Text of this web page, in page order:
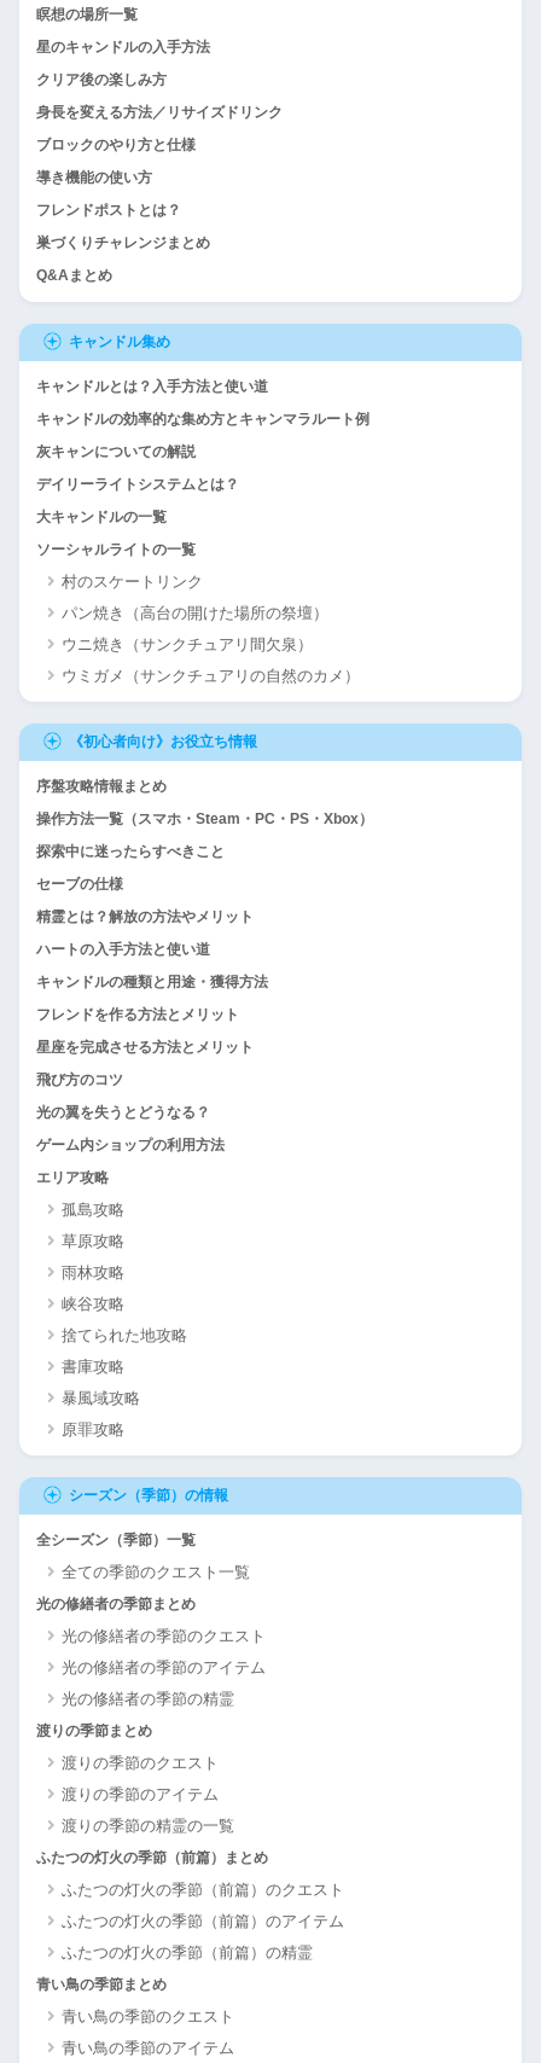
瞑想の場所一覧
星のキャンドルの入手方法
クリア後の楽しみ方
身長を変える方法／リサイズドリンク
ブロックのやり方と仕様
導き機能の使い方
フレンドポストとは？
巣づくりチャレンジまとめ
Q&Aまとめ
キャンドル集め
キャンドルとは？入手方法と使い道
キャンドルの効率的な集め方とキャンマラルート例
灰キャンについての解説
デイリーライトシステムとは？
大キャンドルの一覧
ソーシャルライトの一覧
村のスケートリンク
パン焼き（高台の開けた場所の祭壇）
ウニ焼き（サンクチュアリ間欠泉）
ウミガメ（サンクチュアリの自然のカメ）
《初心者向け》お役立ち情報
序盤攻略情報まとめ
操作方法一覧（スマホ・Steam・PC・PS・Xbox）
探索中に迷ったらすべきこと
セーブの仕様
精霊とは？解放の方法やメリット
ハートの入手方法と使い道
キャンドルの種類と用途・獲得方法
フレンドを作る方法とメリット
星座を完成させる方法とメリット
飛び方のコツ
光の翼を失うとどうなる？
ゲーム内ショップの利用方法
エリア攻略
孤島攻略
草原攻略
雨林攻略
峡谷攻略
捨てられた地攻略
書庫攻略
暴風域攻略
原罪攻略
シーズン（季節）の情報
全シーズン（季節）一覧
全ての季節のクエスト一覧
光の修繕者の季節まとめ
光の修繕者の季節のクエスト
光の修繕者の季節のアイテム
光の修繕者の季節の精霊
渡りの季節まとめ
渡りの季節のクエスト
渡りの季節のアイテム
渡りの季節の精霊の一覧
ふたつの灯火の季節（前篇）まとめ
ふたつの灯火の季節（前篇）のクエスト
ふたつの灯火の季節（前篇）のアイテム
ふたつの灯火の季節（前篇）の精霊
青い鳥の季節まとめ
青い鳥の季節のクエスト
青い鳥の季節のアイテム